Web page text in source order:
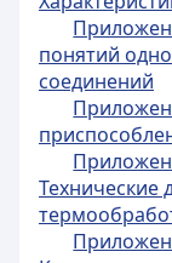
понятий
соединений
Технические